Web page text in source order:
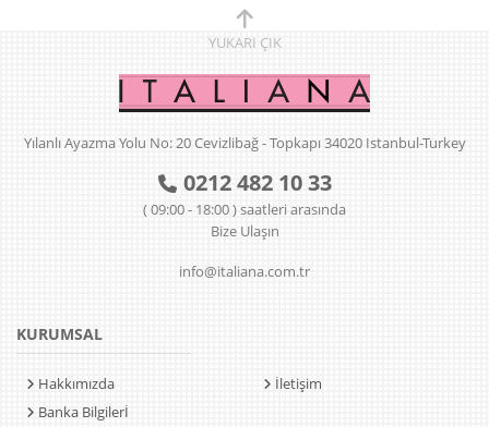
YUKARI ÇIK
Yılanlı Ayazma Yolu No: 20 Cevizlibağ - Topkapı 34020 Istanbul-Turkey
0212 482 10 33
( 09:00 - 18:00 ) saatleri arasında
Bize Ulaşın
info@italiana.com.tr
KURUMSAL
Hakkımızda
Banka Bilgilerİ
İletişim